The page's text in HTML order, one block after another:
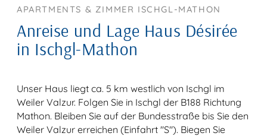
Anreise und Lage Haus Désirée
in Ischgl-Mathon
APARTMENTS & ZIMMER ISCHGL-MATHON
Unser Haus liegt ca. 5 km westlich von Ischgl im
Weiler Valzur. Folgen Sie in Ischgl der B188 Richtung
Mathon. Bleiben Sie auf der Bundesstraße bis Sie den
Weiler Valzur erreichen (Einfahrt "S"). Biegen Sie